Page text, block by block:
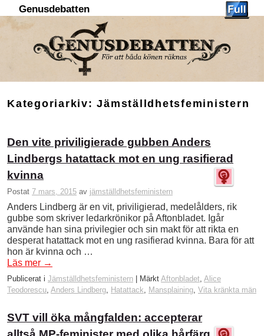
Genusdebatten
Kategoriarkiv:Jämställdhetsfeministern
Den vite priviligierade gubben Anders
Lindbergs hatattack mot en ung rasifierad
kvinna
Postat 7 mars, 2015 av jämställdhetsfeministern
Anders Lindberg är en vit, priviligierad, medelålders, rik
gubbe som skriver ledarkrönikor på Aftonbladet. Igår
använde han sina privilegier och sin makt för att rikta en
desperat hatattack mot en ung rasifierad kvinna. Bara för att
hon är kvinna och …
Läs mer →
Publicerat i Jämställdhetsfeministern Märkt Aftonbladet, Alice
Teodorescu, Anders Lindberg, Hatattack, Mansplaining, Vita kränkta män
SVT vill öka mångfalden: accepterar